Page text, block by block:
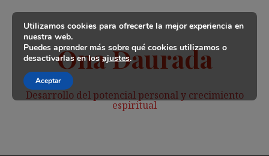
contenido
Ona Daurada
Desarrollo del potencial personal y crecimiento
espiritual
Utilizamos cookies para ofrecerte la mejor experiencia en
nuestra web.
Puedes aprender más sobre qué cookies utilizamos o
desactivarlas en losajustes.
Aceptar